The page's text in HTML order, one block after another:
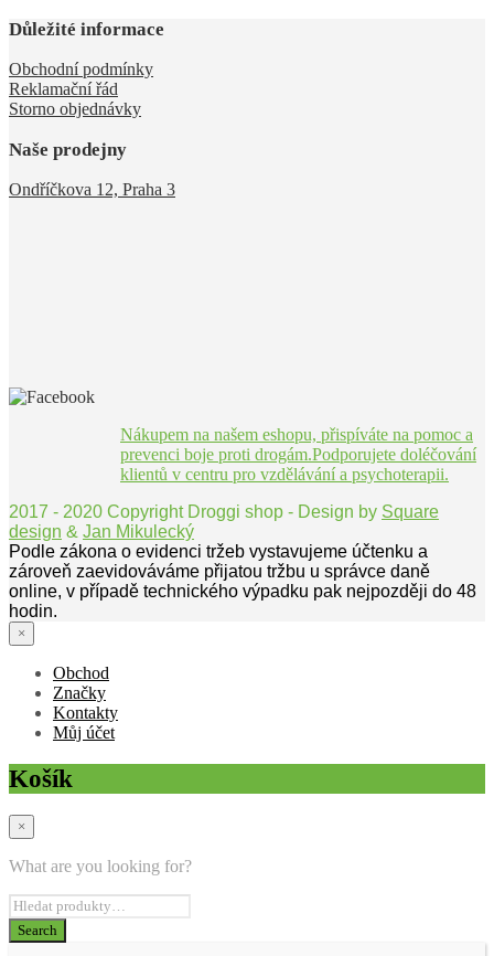
Důležité informace
Obchodní podmínky
Reklamační řád
Storno objednávky
Naše prodejny
Ondříčkova 12, Praha 3
Nákupem na našem eshopu, přispíváte na pomoc a
prevenci boje proti drogám.Podporujete doléčování
klientů v centru pro vzdělávání a psychoterapii.
2017 - 2020 Copyright Droggi shop - Design by Square
design & Jan Mikulecký
Podle zákona o evidenci tržeb vystavujeme účtenku a
zároveň zaevidováváme přijatou tržbu u správce daně
online, v případě technického výpadku pak nejpozději do 48
hodin.
×
Obchod
Značky
Kontakty
Můj účet
Košík
×
What are you looking for?